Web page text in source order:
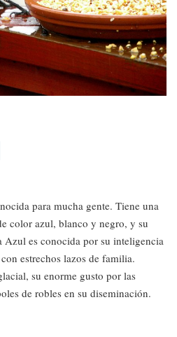
para mucha gente. Tiene una
color azul, blanco y negro, y su
Azul es conocida por su inteligencia
estrechos lazos de familia.
su enorme gusto por las
de robles en su diseminación.